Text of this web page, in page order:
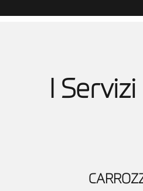
I Servizi